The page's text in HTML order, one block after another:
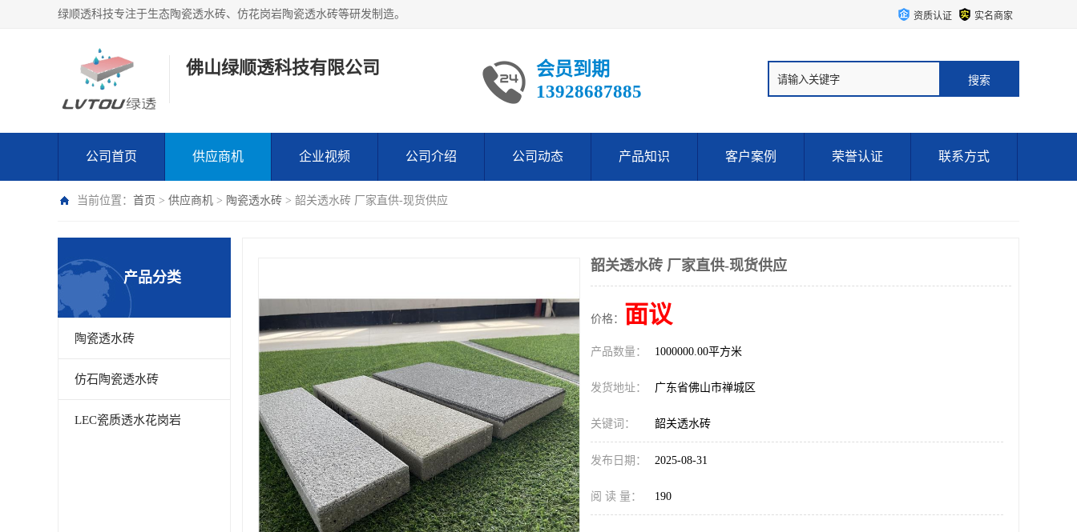
绿顺透科技专注于生态陶瓷透水砖、仿花岗岩陶瓷透水砖等研发制造。 资质认证 实名商家
佛山绿顺透科技有限公司
会员到期
13928687885
公司首页 供应商机 企业视频 公司介绍 公司动态 产品知识 客户案例 荣誉认证 联系方式
当前位置： 首页 > 供应商机 > 陶瓷透水砖 > 韶关透水砖 厂家直供-现货供应
产品分类
陶瓷透水砖
仿石陶瓷透水砖
LEC瓷质透水花岗岩
韶关透水砖 厂家直供-现货供应
价格： 面议
产品数量： 1000000.00平方米
发货地址： 广东省佛山市禅城区
关键词： 韶关透水砖
发布日期： 2025-08-31
阅 读 量： 190